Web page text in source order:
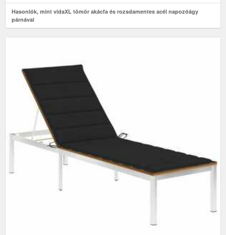
Hasonlók, mint vidaXL tömör akácfa és rozsdamentes acél napozóágy
párnával